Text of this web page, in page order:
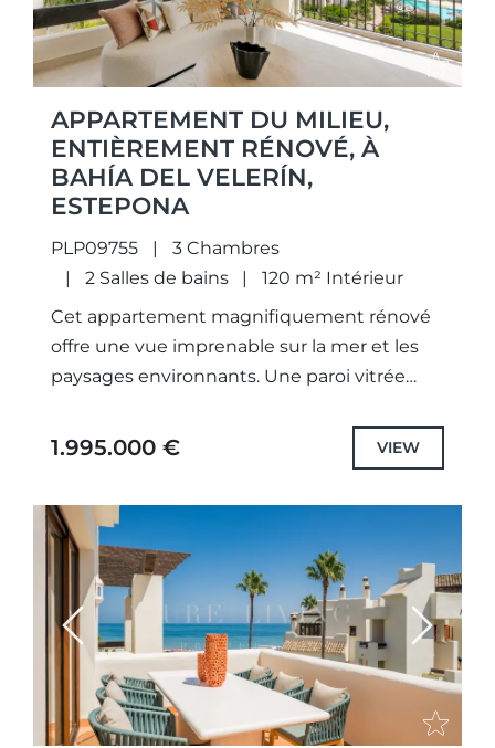
APPARTEMENT DU MILIEU,
ENTIÈREMENT RÉNOVÉ, À
BAHÍA DEL VELERÍN,
ESTEPONA
PLP09755
3 Chambres
2 Salles de bains
120 m² Intérieur
Cet appartement magnifiquement rénové
offre une vue imprenable sur la mer et les
paysages environnants. Une paroi vitrée
terrasse, tandis que le chauffage au...
1.995.000 € VIEW
Previous Next